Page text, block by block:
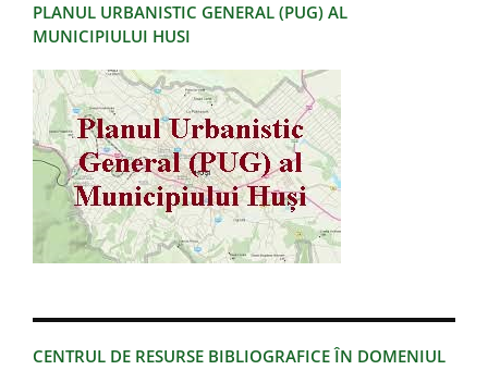
PLANUL URBANISTIC GENERAL (PUG) AL
MUNICIPIULUI HUSI
CENTRUL DE RESURSE BIBLIOGRAFICE ÎN DOMENIUL